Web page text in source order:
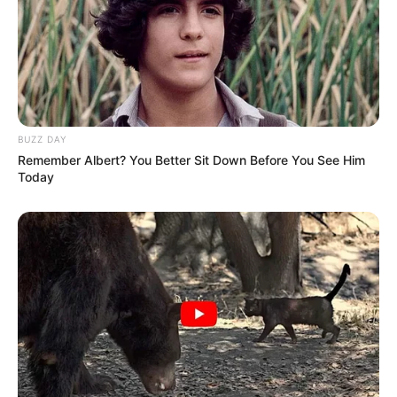
PRONOSTIC QUINTÉ+ : UNE HIÉRARCHIE
BUZZ DAY
Remember Albert? You Better Sit Down Before You See Him
Today